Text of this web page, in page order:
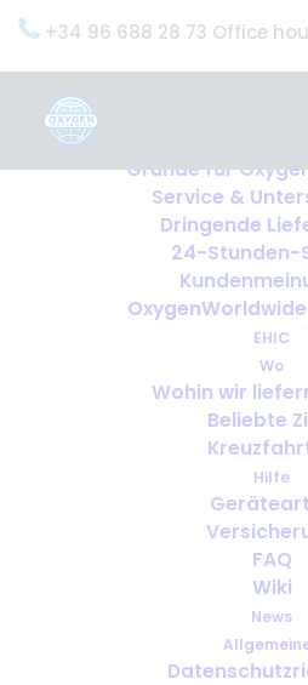
+34 96 688 28 73 Office
Gründe für
Service &
Dringende
24-Stunden-
EHIC
Wo
Wohin wir
Beliebte
Hilfe
FAQ
Wiki
News